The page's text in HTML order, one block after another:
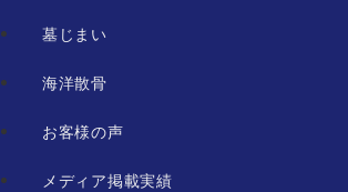
墓じまい
海洋散骨
お客様の声
メディア掲載実績